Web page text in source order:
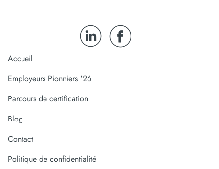
Accueil
Employeurs Pionniers '26
Parcours de certification
Blog
Contact
Politique de confidentialité